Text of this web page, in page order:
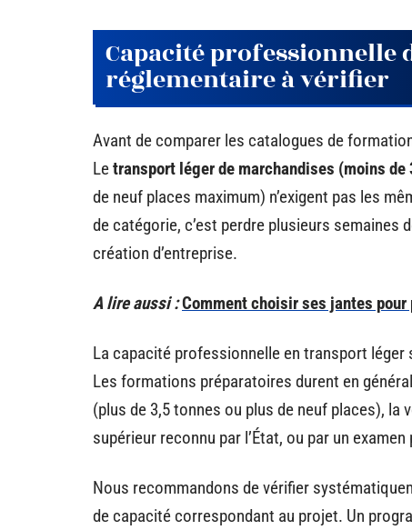
Capacité professionnelle
réglementaire à vérifier
Avant de comparer les catalogues de
Letransport léger de marchandises (moins de
de neuf places maximum) n’exigent pas les
de catégorie, c’est perdre plusieurs
création d’entreprise.
A lire aussi :Comment choisir ses jantes pour
La capacité professionnelle en transport léger
Les formations préparatoires durent en
(plus de 3,5 tonnes ou plus de neuf places), la
supérieur reconnu par l’État, ou par un
Nous recommandons de vérifier
de capacité correspondant au projet. Un